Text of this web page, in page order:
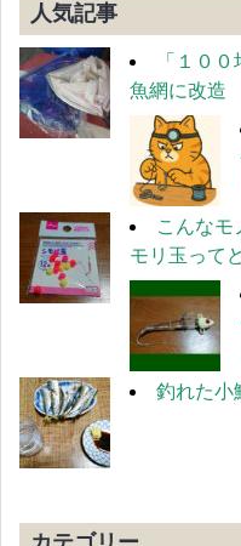
人気記事
「１０
魚網に改造
こんなモ
モリ玉って
釣れた小